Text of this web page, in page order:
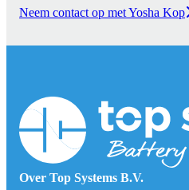
Neem contact op met Yosha Kop
Over Top Systems B.V.